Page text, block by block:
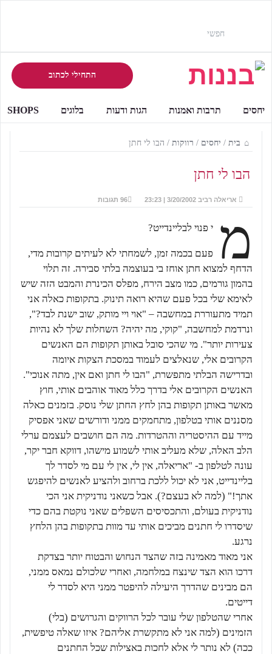
התחילי לכתוב
יחסים תרבות ואמנות הגות ודעות בלוגים SHOPS
בית / יחסים / רווקות / הבו לי חתן
הבו לי חתן
אריאלה רביב 3/20/2002 | 23:23 96 תגובות
מ י פנוי לבליינדייט?
פעם בכמה זמן, לשמחתי לא לעיתים קרובות מדי,
הדחף למצוא חתן אוחז בי בעוצמה בלתי סבירה. זה תלוי
בהמון גורמים, כמו מצב הירח, מפלס הכינרת והמבט הזה שיש
לאימא שלי בכל פעם שהיא רואה תינוק. בתקופות כאלה אני
תמיד מתעוררת במחשבה – "אוי ויי מותק, שוב ישנת לבד?",
ונרדמת למחשבה, "קוקי, מה יהיה? השחלות שלך לא נהיות
צעירות יותר". מי שהכי סובל באותן תקופות הם האנשים
הקרובים אלי, שנאלצים לעמוד במסכת הצקות איומה
ובדרישה הבלתי מתפשרת, "הבו לי חתן ואם אין, מתה אנוכי".
האנשים הקרובים אלי בדרך כלל מאוד אוהבים אותי, חוץ
מאשר באותן תקופות בהן לחץ החתן שלי נוסק. בזמנים כאלה
מסננים אותי בטלפון, מתחמקים ממני ודורשים שאני אפסיק
מייד עם ההיסטריה וההטרדות. מה הם חושבים לעצמם ערלי
הלב האלה, שלא מעליב אותי לשמוע מישהו, דווקא חבר יקר,
עונה לטלפון ב- "אריאלה, אין לי, אין לי עם מי לסדר לך
בליינדייט, אני לא יכול ללכת ברחוב ולהציע לאנשים להיפגש
אתך!" (למה לא בעצם?). אבל כשאני נודניקית אני הכי
נודניקית בעולם, והתכסיסים השפלים שאני נוקטת בהם כדי
שיסדרו לי חתנים מביכים אותי עד מוות בתקופות בהן הלחץ
נרגע.
אני מאוד מאמינה בזה שהצד הנחוש והבטוח יותר בצדקת
דרכו הוא הצד שינצח במלחמה, ואחרי שלכולם נמאס ממני,
הם מבינים שהדרך היעילה להיפטר ממני היא לסדר לי
דייטים.
אחרי שהטלפון שלי עובר לכל הרווקים והגרושים (בלי)
הזמינים (למה אני לא מתקשרת אליהם? איזו שאלה טיפשית,
ככה) לא נותר לי אלא לחכות באצילות שכל החתנים